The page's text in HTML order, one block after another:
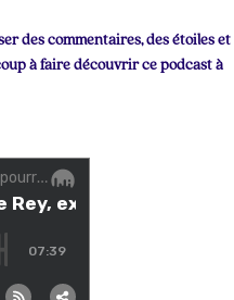
des commentaires, des étoiles et
à faire découvrir ce podcast à